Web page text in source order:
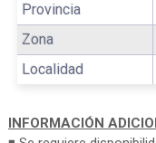
Provincia
Zona
Localidad
INFORMACIÓN